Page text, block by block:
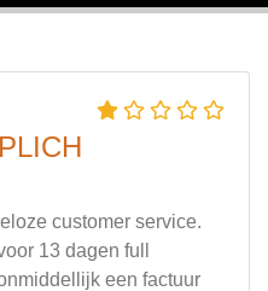
customer service.
13 dagen full
een factuur